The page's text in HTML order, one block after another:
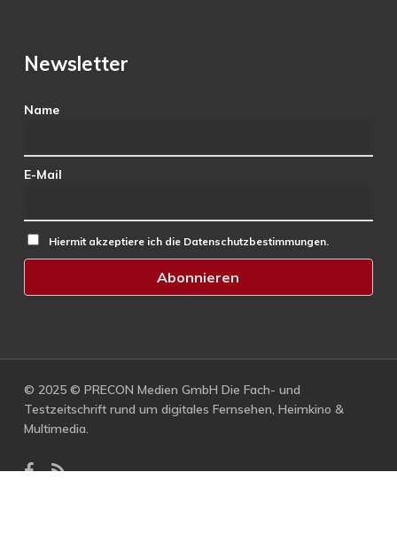
Newsletter
Name
E-Mail
Hiermit akzeptiere ich die Datenschutzbestimmungen.
© 2025 © PRECON Medien GmbH Die Fach- und
Testzeitschrift rund um digitales Fernsehen, Heimkino &
Multimedia.
facebook
RSS